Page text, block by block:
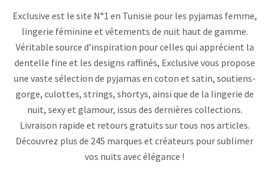
Exclusive est le site N°1 en Tunisie pour les pyjamas femme,
lingerie féminine et vêtements de nuit haut de gamme.
Véritable source d’inspiration pour celles qui apprécient la
dentelle fine et les designs raffinés, Exclusive vous propose
une vaste sélection de pyjamas en coton et satin, soutiens-
gorge, culottes, strings, shortys, ainsi que de la lingerie de
nuit, sexy et glamour, issus des dernières collections.
Livraison rapide et retours gratuits sur tous nos articles.
Découvrez plus de 245 marques et créateurs pour sublimer
vos nuits avec élégance !